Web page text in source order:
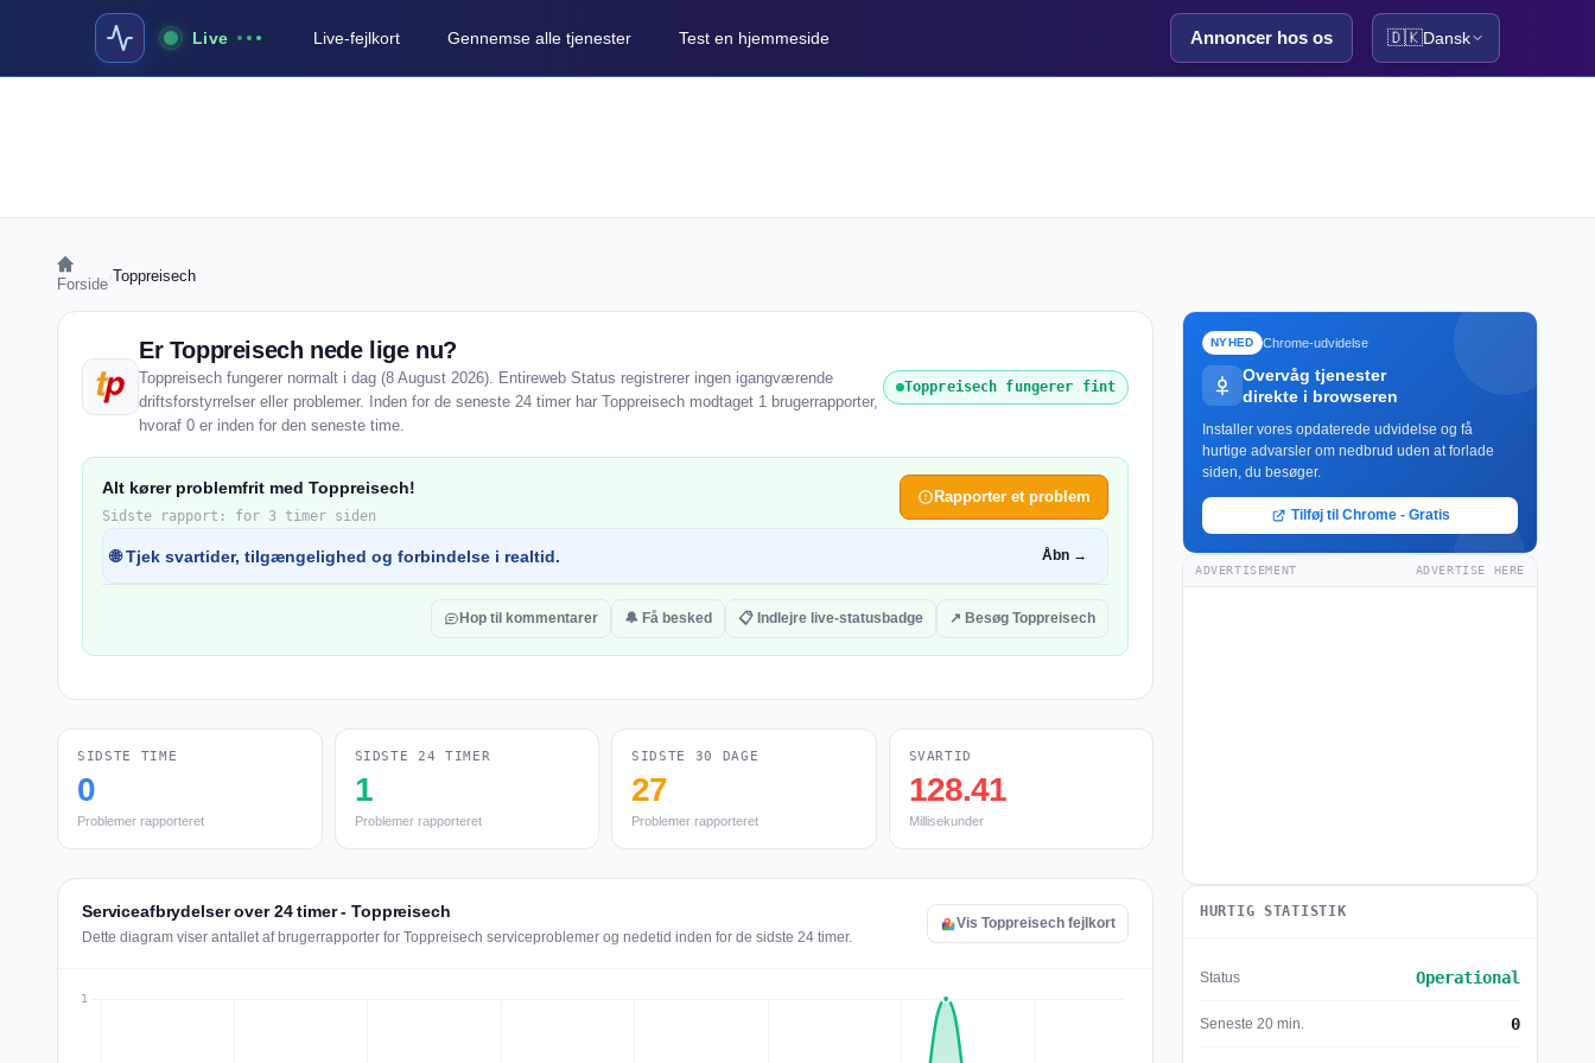
Live Live-fejlkort Gennemse alle tjenester Test en hjemmeside Annoncer hos os 🇩🇰Dansk
Forside Toppreisech
Er Toppreisech nede lige nu?
Toppreisech fungerer normalt i dag (8 August 2026). Entireweb Status registrerer ingen igangværende
driftsforstyrrelser eller problemer. Inden for de seneste 24 timer har Toppreisech modtaget 1 brugerrapporter,
hvoraf 0 er inden for den seneste time.
Toppreisech fungerer fint
Alt kører problemfrit med Toppreisech!
Sidste rapport: for 3 timer siden
Rapporter et problem
🌐 Tjek svartider, tilgængelighed og forbindelse i realtid. Åbn →
Hop til kommentarer 🔔 Få besked 📋 Indlejre live-statusbadge ↗ Besøg Toppreisech
SIDSTE TIME
0
Problemer rapporteret
SIDSTE 24 TIMER
1
Problemer rapporteret
SIDSTE 30 DAGE
27
Problemer rapporteret
SVARTID
128.41
Millisekunder
Serviceafbrydelser over 24 timer - Toppreisech
Dette diagram viser antallet af brugerrapporter for Toppreisech serviceproblemer og nedetid inden for de sidste 24 timer.
Vis Toppreisech fejlkort
NYHED Chrome-udvidelse
Overvåg tjenester
direkte i browseren
Installer vores opdaterede udvidelse og få
hurtige advarsler om nedbrud uden at forlade
siden, du besøger.
Tilføj til Chrome - Gratis
ADVERTISEMENT ADVERTISE HERE
HURTIG STATISTIK
Status Operational
Seneste 20 min. 0